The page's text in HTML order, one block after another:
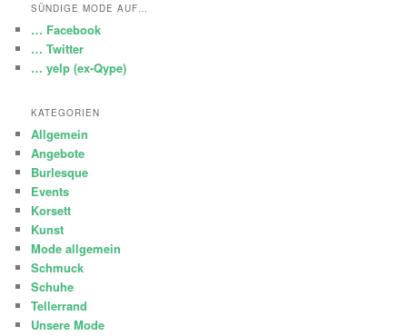
SÜNDIGE MODE AUF…
… Facebook
… Twitter
… yelp (ex-Qype)
KATEGORIEN
Allgemein
Angebote
Burlesque
Events
Korsett
Kunst
Mode allgemein
Schmuck
Schuhe
Tellerrand
Unsere Mode